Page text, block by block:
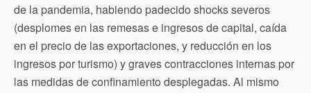
de la pandemia, habiendo padecido shocks severos
(desplomes en las remesas e ingresos de capital, caída
en el precio de las exportaciones, y reducción en los
ingresos por turismo) y graves contracciones internas por
las medidas de confinamiento desplegadas. Al mismo